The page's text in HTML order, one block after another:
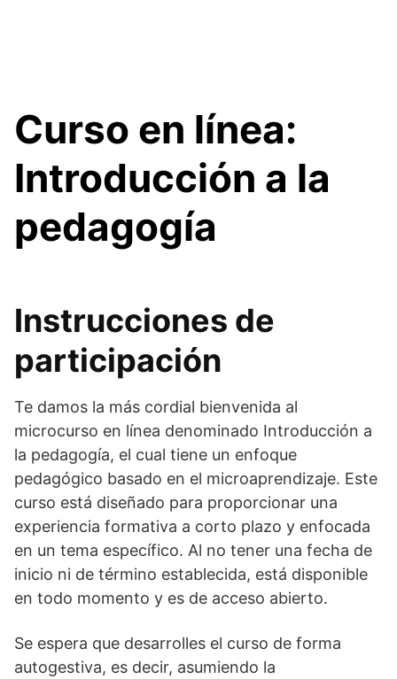
Curso en línea:
Introducción a la
pedagogía
Instrucciones de
participación
Te damos la más cordial bienvenida al
microcurso en línea denominado Introducción a
la pedagogía, el cual tiene un enfoque
pedagógico basado en el microaprendizaje. Este
curso está diseñado para proporcionar una
experiencia formativa a corto plazo y enfocada
en un tema específico. Al no tener una fecha de
inicio ni de término establecida, está disponible
en todo momento y es de acceso abierto.
Se espera que desarrolles el curso de forma
autogestiva, es decir, asumiendo la